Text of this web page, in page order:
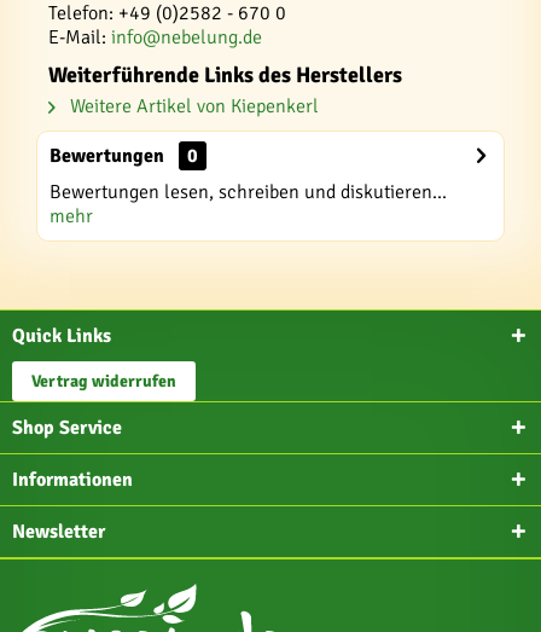
Telefon: +49 (0)2582 - 670 0
E-Mail: info@nebelung.de
Weiterführende Links des Herstellers
Weitere Artikel von Kiepenkerl
Bewertungen
0
Bewertungen lesen, schreiben und diskutieren...
mehr
Quick Links
Vertrag widerrufen
Shop Service
Informationen
Newsletter